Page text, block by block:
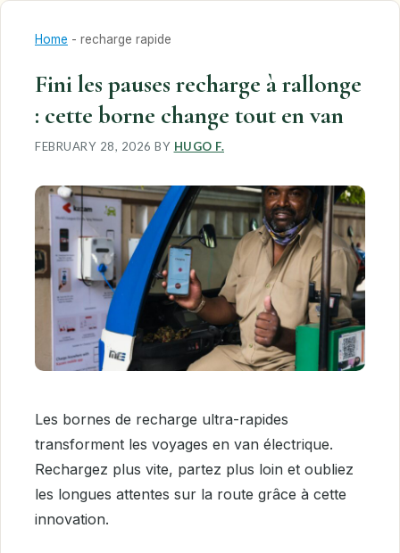
Home - recharge rapide
Fini les pauses recharge à rallonge
: cette borne change tout en van
FEBRUARY 28, 2026 BY HUGO F.
Les bornes de recharge ultra-rapides
transforment les voyages en van électrique.
Rechargez plus vite, partez plus loin et oubliez
les longues attentes sur la route grâce à cette
innovation.